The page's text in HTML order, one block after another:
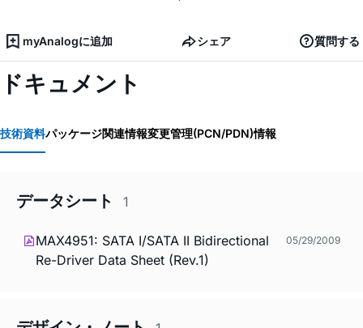
myAnalogに追加 シェア 質問する
ドキュメント
技術資料パッケージ関連情報変更管理(PCN/PDN)情報
データシート 1
MAX4951: SATA I/SATA II Bidirectional
Re-Driver Data Sheet (Rev.1)
05/29/2009